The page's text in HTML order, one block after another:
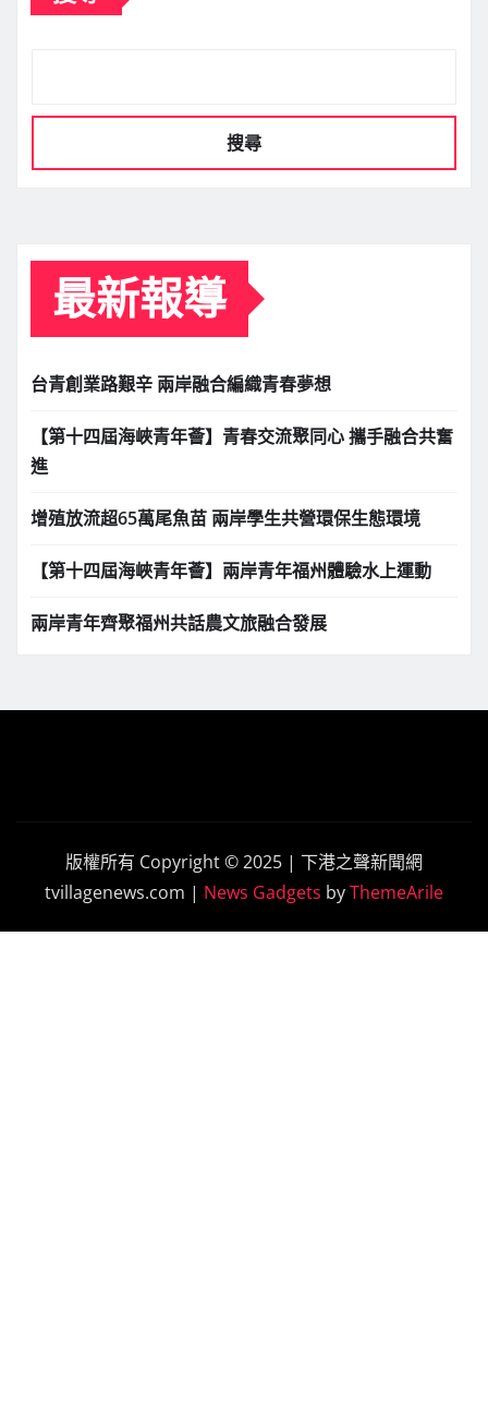
搜尋
最新報導
台青創業路艱辛 兩岸融合編織青春夢想
【第十四屆海峽青年薈】青春交流聚同心 攜手融合共奮
進
增殖放流超65萬尾魚苗 兩岸學生共營環保生態環境
【第十四屆海峽青年薈】兩岸青年福州體驗水上運動
兩岸青年齊聚福州共話農文旅融合發展
版權所有 Copyright © 2025 | 下港之聲新聞網
tvillagenews.com | News Gadgets byThemeArile